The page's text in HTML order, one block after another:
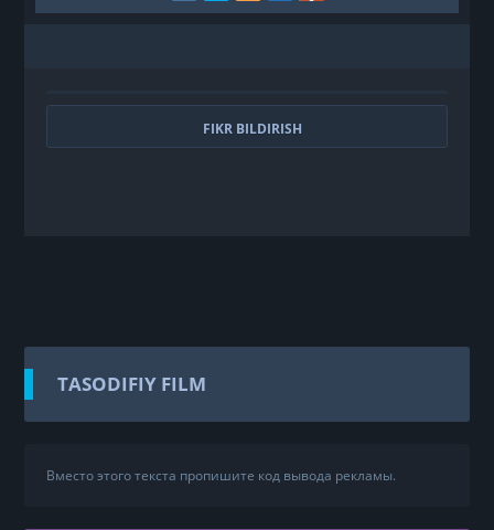
FIKR BILDIRISH
TASODIFIY FILM
Вместо этого текста пропишите код вывода рекламы.